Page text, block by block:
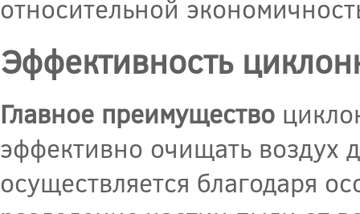
относительной
Эффективность
Главное преимущество
эффективно очищать воздух
осуществляется благодаря